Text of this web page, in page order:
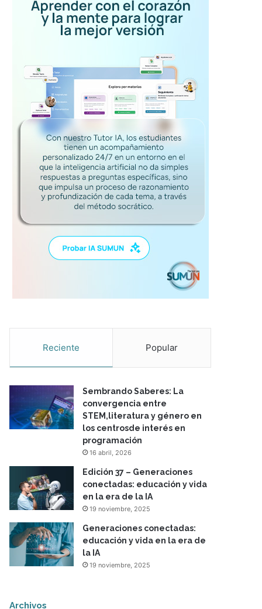
Reciente Popular
Sembrando Saberes: La
convergencia entre
STEM,literatura y género en
los centrosde interés en
programación
16 abril, 2026
Edición 37 – Generaciones
conectadas: educación y vida
en la era de la IA
19 noviembre, 2025
Generaciones conectadas:
educación y vida en la era de
la IA
19 noviembre, 2025
Archivos